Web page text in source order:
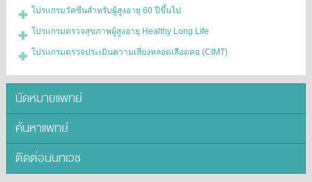
โปรแกรมวัคซีนสำหรับผู้สูงอายุ 60 ปีขึ้นไป
โปรแกรมตรวจสุขภาพผู้สูงอายุ Healthy Long Life
โปรแกรมตรวจประเมินความเสี่ยงหลอดเลือดคอ (CIMT)
นัดหมายแพทย์
ค้นหาแพทย์
ติดต่อนนทเวช